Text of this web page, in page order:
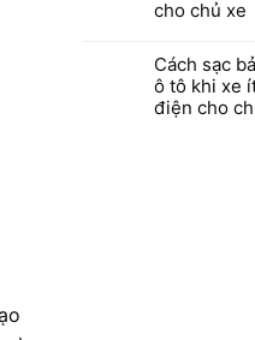
cho chủ xe
Cách sạc
ô tô khi xe
điện cho